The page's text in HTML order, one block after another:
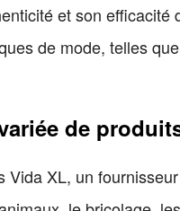
et son
de mode, telles
de
Vida XL, un